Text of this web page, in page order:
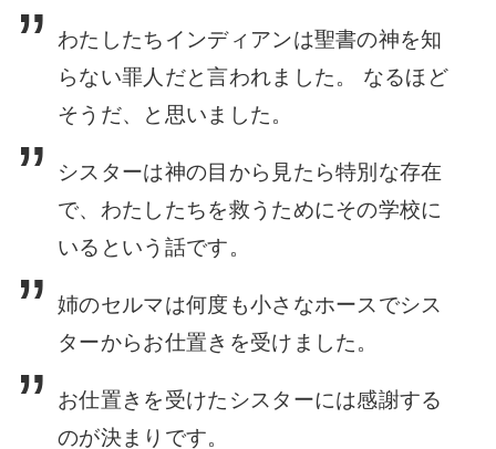
わたしたちインディアンは聖書の神を知
らない罪人だと言われました。 なるほど
そうだ、と思いました。
シスターは神の目から見たら特別な存在
で、わたしたちを救うためにその学校に
いるという話です。
姉のセルマは何度も小さなホースでシス
ターからお仕置きを受けました。
お仕置きを受けたシスターには感謝する
のが決まりです。